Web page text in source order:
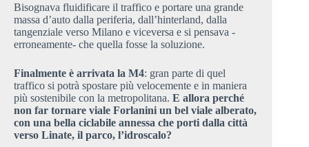
Bisognava fluidificare il traffico e portare una grande
massa d’auto dalla periferia, dall’hinterland, dalla
tangenziale verso Milano e viceversa e si pensava -
erroneamente- che quella fosse la soluzione.
Finalmente è arrivata la M4: gran parte di quel
traffico si potrà spostare più velocemente e in maniera
più sostenibile con la metropolitana. E allora perché
non far tornare viale Forlanini un bel viale alberato,
con una bella ciclabile annessa che porti dalla città
verso Linate, il parco, l’idroscalo?